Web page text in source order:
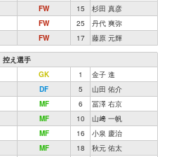
FW 15
杉田 真彦
FW 25
丹代 爽弥
FW 17 藤原 元輝
控え選手
GK 1
金子 進
DF 5
山田 佑介
MF 6
冨澤 右京
MF 10
山﨑 一帆
MF 16
小泉 慶治
MF 18
秋元 佑太